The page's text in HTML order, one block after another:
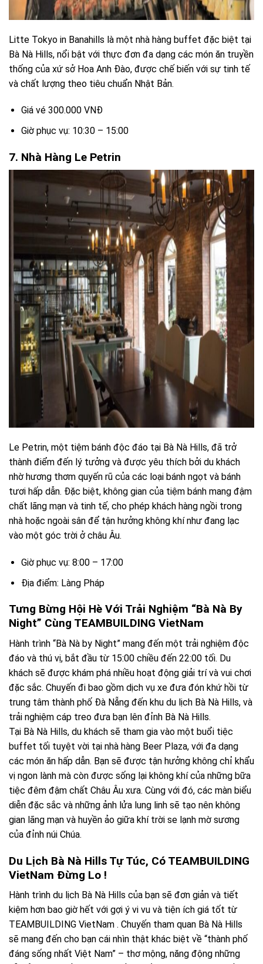
Litte Tokyo in Banahills là một nhà hàng buffet đặc biệt tại
Bà Nà Hills, nổi bật với thực đơn đa dạng các món ăn truyền
thống của xứ sở Hoa Anh Đào, được chế biến với sự tinh tế
và chất lượng theo tiêu chuẩn Nhật Bản.
Giá vé 300.000 VNĐ
Giờ phục vụ: 10:30 – 15:00
7. Nhà Hàng Le Petrin
Le Petrin, một tiệm bánh độc đáo tại Bà Nà Hills, đã trở
thành điểm đến lý tưởng và được yêu thích bởi du khách
nhờ hương thơm quyến rũ của các loại bánh ngọt và bánh
tươi hấp dẫn. Đặc biệt, không gian của tiệm bánh mang đậm
chất lãng mạn và tinh tế, cho phép khách hàng ngồi trong
nhà hoặc ngoài sân để tận hưởng không khí như đang lạc
vào một góc trời ở châu Âu.
Giờ phục vụ: 8:00 – 17:00
Địa điểm: Làng Pháp
Tưng Bừng Hội Hè Với Trải Nghiệm “Bà Nà By
Night” Cùng TEAMBUILDING VietNam
Hành trình “Bà Nà by Night” mang đến một trải nghiệm độc
đáo và thú vị, bắt đầu từ 15:00 chiều đến 22:00 tối. Du
khách sẽ được khám phá nhiều hoạt động giải trí và vui chơi
đặc sắc. Chuyến đi bao gồm dịch vụ xe đưa đón khứ hồi từ
trung tâm thành phố Đà Nẵng đến khu du lịch Bà Nà Hills, và
trải nghiệm cáp treo đưa bạn lên đỉnh Bà Nà Hills.
Tại Bà Nà Hills, du khách sẽ tham gia vào một buổi tiệc
buffet tối tuyệt vời tại nhà hàng Beer Plaza, với đa dạng
các món ăn hấp dẫn. Bạn sẽ được tận hưởng không chỉ khẩu
vị ngon lành mà còn được sống lại không khí của những bữa
tiệc đêm đậm chất Châu Âu xưa. Cùng với đó, các màn biểu
diễn đặc sắc và những ảnh lửa lung linh sẽ tạo nên không
gian lãng mạn và huyền ảo giữa khí trời se lạnh mờ sương
của đỉnh núi Chúa.
Du Lịch Bà Nà Hills Tự Túc, Có TEAMBUILDING
VietNam Đừng Lo !
Hành trình du lịch Bà Nà Hills của bạn sẽ đơn giản và tiết
kiệm hơn bao giờ hết với gợi ý vi vu và tiện ích giá tốt từ
TEAMBUILDING VietNam . Chuyến tham quan Bà Nà Hills
sẽ mang đến cho bạn cái nhìn thật khác biệt về “thành phố
đáng sống nhất Việt Nam” – thơ mộng, năng động những